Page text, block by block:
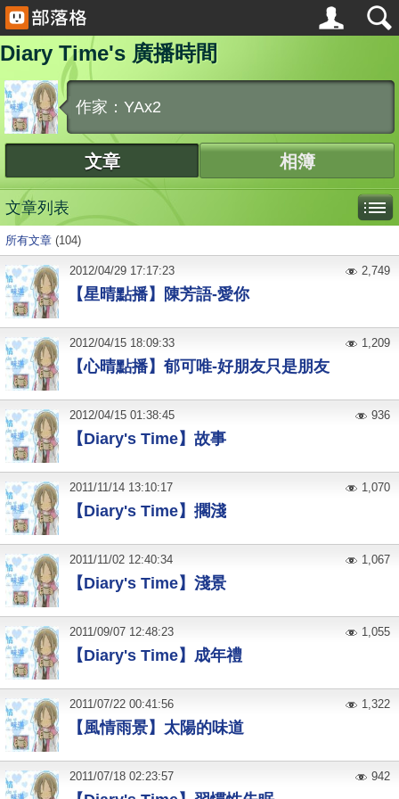
Diary Time's 廣播時間
作家：YAx2
文章 相簿
文章列表
所有文章 (104)
【星晴點播】陳芳語-愛你
2012/04/29 17:17:23 2,749
【心晴點播】郁可唯-好朋友只是朋友
2012/04/15 18:09:33 1,209
【Diary's Time】故事
2012/04/15 01:38:45 936
【Diary's Time】擱淺
2011/11/14 13:10:17 1,070
【Diary's Time】淺景
2011/11/02 12:40:34 1,067
【Diary's Time】成年禮
2011/09/07 12:48:23 1,055
【風情雨景】太陽的味道
2011/07/22 00:41:56 1,322
2011/07/18 02:23:57 942